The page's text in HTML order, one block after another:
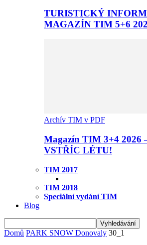
TURISTICKÝ
MAGAZÍN TIM 5+6
Archív TIM v PDF
Magazín TIM 3+4 2026
VSTŘÍC LÉTU!
TIM 2017
TIM 2018
Speciální vydání TIM
Blog
Domů PARK SNOW Donovaly 30_1